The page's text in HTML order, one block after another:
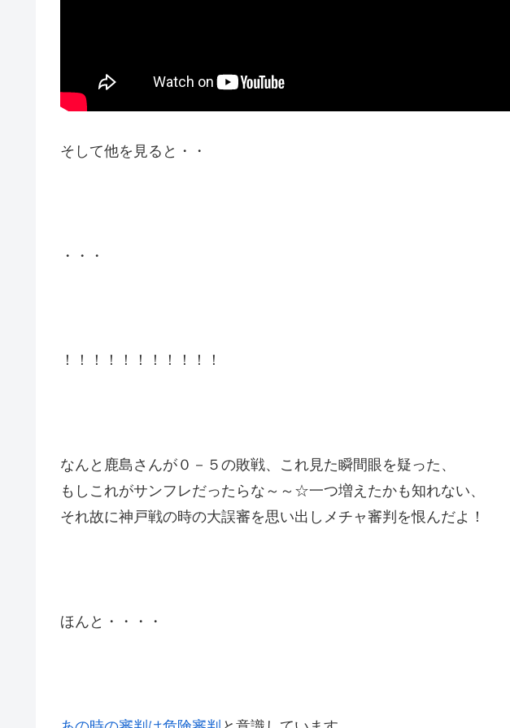
そして他を見ると・・
・・・
！！！！！！！！！！！
なんと鹿島さんが０－５の敗戦、これ見た瞬間眼を疑った、
もしこれがサンフレだったらな～～☆一つ増えたかも知れない、
それ故に神戸戦の時の大誤審を思い出しメチャ審判を恨んだよ！
ほんと・・・・